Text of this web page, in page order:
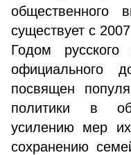
общественного
существует с
Годом
официального
посвящен
политики в
усилению мер
сохранению